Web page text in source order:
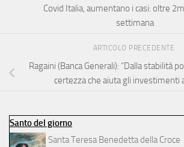
Covid Italia, aumentano i casi: oltre
settimana
ARTICOLO PRECEDENTE
Ragaini (Banca Generali): “Dalla stabilità
certezza che aiuta gli investimenti
Santo del giorno
Santa Teresa Benedetta della Croce